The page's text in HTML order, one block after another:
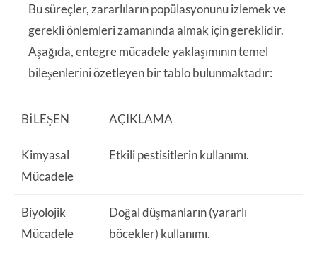
Bu süreçler, zararlıların popülasyonunu izlemek ve
gerekli önlemleri zamanında almak için gereklidir.
Aşağıda, entegre mücadele yaklaşımının temel
bileşenlerini özetleyen bir tablo bulunmaktadır:
BILEŞEN AÇIKLAMA
Kimyasal
Mücadele
Etkili pestisitlerin kullanımı.
Biyolojik
Mücadele
Doğal düşmanların (yararlı
böcekler) kullanımı.